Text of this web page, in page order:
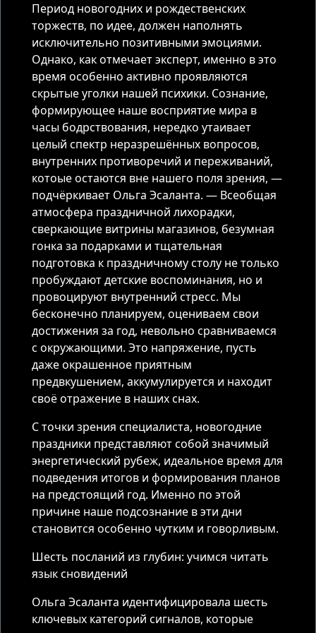
Период новогодних и рождественских
торжеств, по идее, должен наполнять
исключительно позитивными эмоциями.
Однако, как отмечает эксперт, именно в это
время особенно активно проявляются
скрытые уголки нашей психики. Сознание,
формирующее наше восприятие мира в
часы бодрствования, нередко утаивает
целый спектр неразрешённых вопросов,
внутренних противоречий и переживаний,
котоые остаются вне нашего поля зрения, —
подчёркивает Ольга Эсаланта. — Всеобщая
атмосфера праздничной лихорадки,
сверкающие витрины магазинов, безумная
гонка за подарками и тщательная
подготовка к праздничному столу не только
пробуждают детские воспоминания, но и
провоцируют внутренний стресс. Мы
бесконечно планируем, оцениваем свои
достижения за год, невольно сравниваемся
с окружающими. Это напряжение, пусть
даже окрашенное приятным
предвкушением, аккумулируется и находит
своё отражение в наших снах.
С точки зрения специалиста, новогодние
праздники представляют собой значимый
энергетический рубеж, идеальное время для
подведения итогов и формирования планов
на предстоящий год. Именно по этой
причине наше подсознание в эти дни
становится особенно чутким и говорливым.
Шесть посланий из глубин: учимся читать
язык сновидений
Ольга Эсаланта идентифицировала шесть
ключевых категорий сигналов, которые